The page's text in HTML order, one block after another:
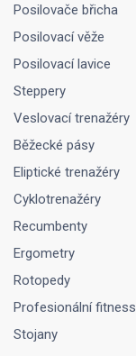
Posilovače břicha
Posilovací věže
Posilovací lavice
Steppery
Veslovací trenažéry
Běžecké pásy
Eliptické trenažéry
Cyklotrenažéry
Recumbenty
Ergometry
Rotopedy
Profesionální fitness
Stojany